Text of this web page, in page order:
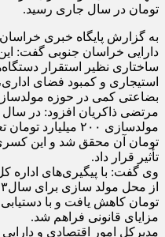
تومان در سال جاری رسید.
به گزارش پایگاه خبری
دارایی خراسان جنوبی گفت:
ساختاری نظیر استقرار
استیجاری و کمبود فضای
بضاعتی کمی در حوزه
تومان آن محقق شد و این
تأثیر قرار داد.
تومان کاهش یافت و با دستیابی
مزایای قانونی فراهم شد.
مدیرکل امور اقتصادی و دارایی